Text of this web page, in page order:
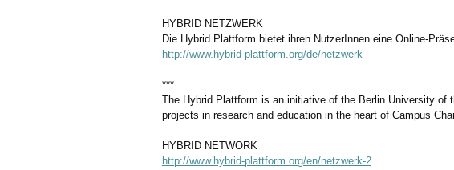
HYBRID NETZWERK
Die Hybrid Plattform bietet ihren NutzerInnen eine Online-
http://www.hybrid-plattform.org/de/netzwerk
***
The Hybrid Plattform is an initiative of the Berlin University
projects in research and education in the heart of Campus
HYBRID NETWORK
http://www.hybrid-plattform.org/en/netzwerk-2